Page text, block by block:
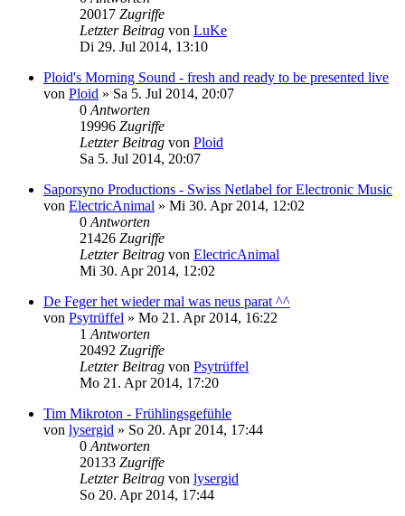
20017 Zugriffe
Letzter Beitrag von LuKe
Di 29. Jul 2014, 13:10
Ploid's Morning Sound - fresh and ready to be presented live
von Ploid » Sa 5. Jul 2014, 20:07
0 Antworten
19996 Zugriffe
Letzter Beitrag von Ploid
Sa 5. Jul 2014, 20:07
Saporsyno Productions - Swiss Netlabel for Electronic Music
von ElectricAnimal » Mi 30. Apr 2014, 12:02
0 Antworten
21426 Zugriffe
Letzter Beitrag von ElectricAnimal
Mi 30. Apr 2014, 12:02
De Feger het wieder mal was neus parat ^^
von Psytrüffel » Mo 21. Apr 2014, 16:22
1 Antworten
20492 Zugriffe
Letzter Beitrag von Psytrüffel
Mo 21. Apr 2014, 17:20
Tim Mikroton - Frühlingsgefühle
von lysergid » So 20. Apr 2014, 17:44
0 Antworten
20133 Zugriffe
Letzter Beitrag von lysergid
So 20. Apr 2014, 17:44